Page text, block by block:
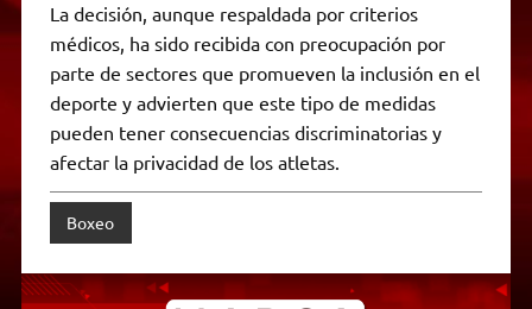
La decisión, aunque respaldada por criterios
médicos, ha sido recibida con preocupación por
parte de sectores que promueven la inclusión en el
deporte y advierten que este tipo de medidas
pueden tener consecuencias discriminatorias y
afectar la privacidad de los atletas.
Boxeo